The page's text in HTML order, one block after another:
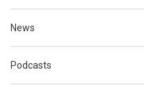
News
Podcasts